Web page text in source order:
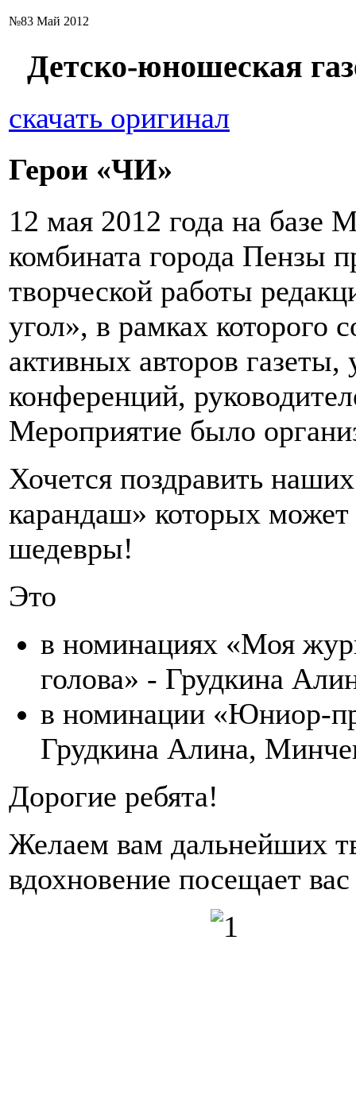
№83 Май 2012
Детско-юношеская
скачать оригинал
Герои «ЧИ»
12 мая 2012 года на базе
комбината города Пензы
творческой работы
угол», в рамках которого
активных авторов газеты,
конференций,
Мероприятие было
Хочется поздравить
карандаш» которых
шедевры!
Это
в номинациях «Моя
голова» - Грудкина
в номинации «Юниор-
Грудкина Алина,
Дорогие ребята!
Желаем вам дальнейших
вдохновение посещает